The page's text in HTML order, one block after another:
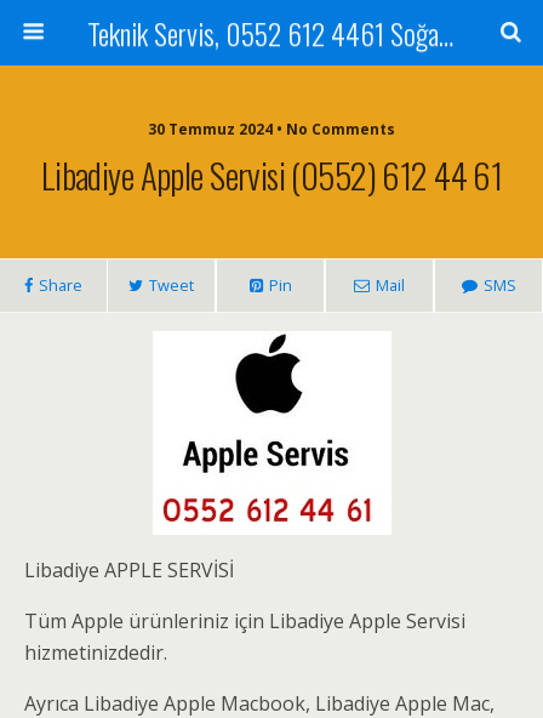
Teknik Servis, 0552 612 4461 Soğanlık Bilgisayar Teknik Servisi ve Tamiri
30 Temmuz 2024 • No Comments
Libadiye Apple Servisi (0552) 612 44 61
Share Tweet Pin Mail SMS
Libadiye APPLE SERVİSİ
Tüm Apple ürünleriniz için Libadiye Apple Servisi
hizmetinizdedir.
Ayrıca Libadiye Apple Macbook, Libadiye Apple Mac,